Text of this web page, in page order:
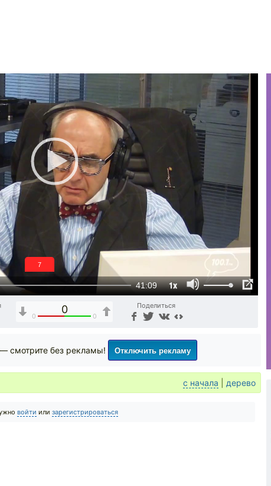
41:09 1x
6
0
0 0
Поделиться
смотрите без рекламы! Отключить рекламу
с начала дерево
войти или зарегистрироваться